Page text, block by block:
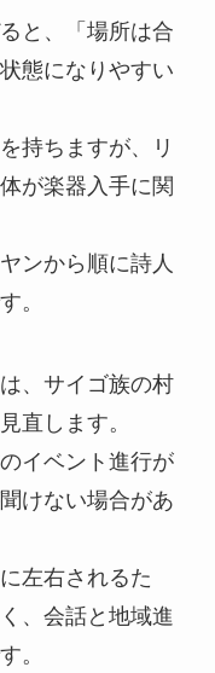
と、「場所は合
態になりやすい
持ちますが、リ
が楽器入手に関
ンから順に詩人
。
、サイゴ族の村
直します。
イベント進行が
けない場合があ
左右されるた
、会話と地域進
。